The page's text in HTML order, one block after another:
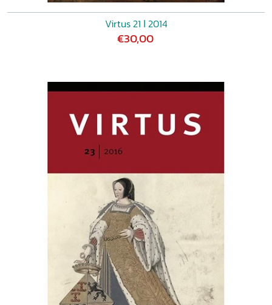
Virtus 21 ǀ 2014
€30,00